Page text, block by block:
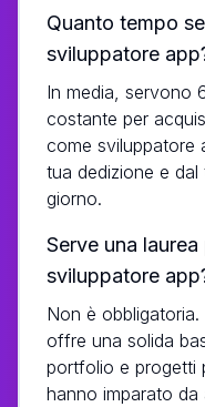
Quanto tempo
sviluppatore
In media, servono
costante per
come sviluppatore
tua dedizione e
giorno.
Serve una
sviluppatore
Non è
offre una solida
portfolio e progetti
hanno imparato